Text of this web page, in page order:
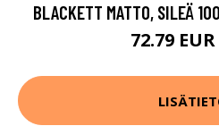
BLACKETT MATTO, SILEÄ
72.79 EUR